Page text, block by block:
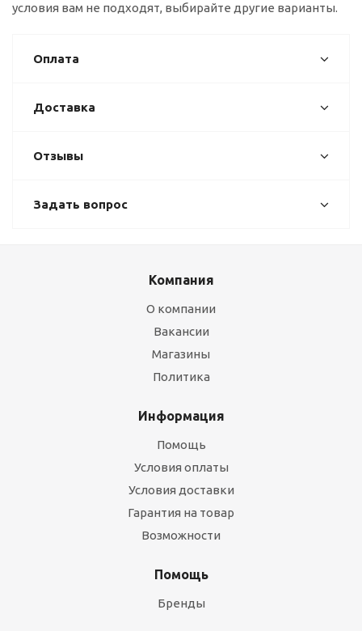
условия вам не подходят, выбирайте другие варианты.
Оплата
Доставка
Отзывы
Задать вопрос
Компания
О компании
Вакансии
Магазины
Политика
Информация
Помощь
Условия оплаты
Условия доставки
Гарантия на товар
Возможности
Помощь
Бренды